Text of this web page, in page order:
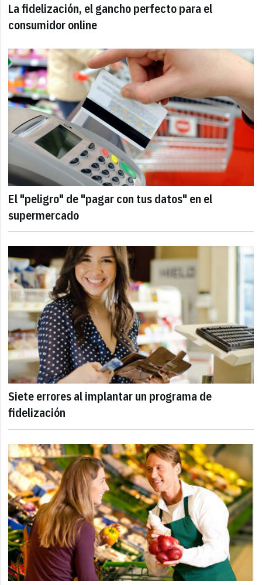
La fidelización, el gancho perfecto para el
consumidor online
El "peligro" de "pagar con tus datos" en el
supermercado
Siete errores al implantar un programa de
fidelización